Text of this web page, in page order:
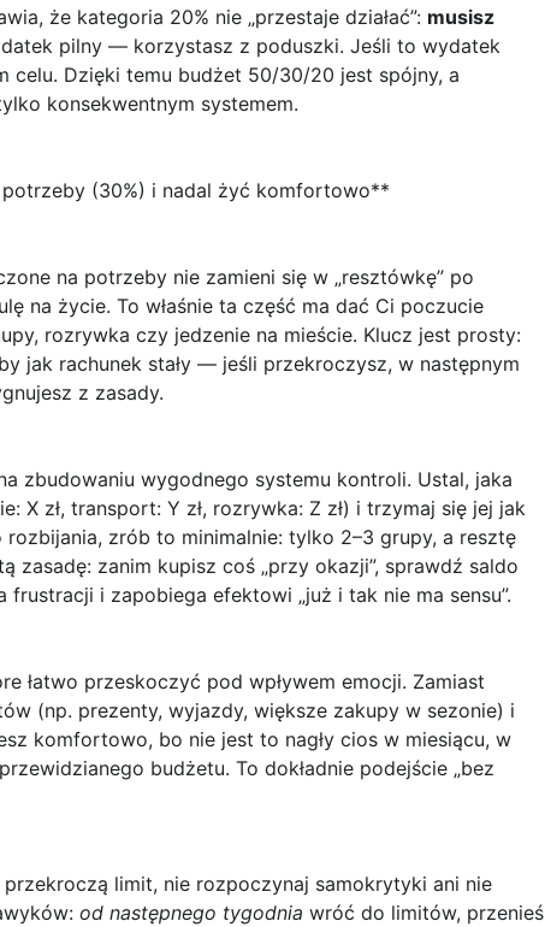
że kategoria 20% nie „przestaje działać”: musisz
pilny — korzystasz z poduszki. Jeśli to wydatek
Dzięki temu budżet 50/30/20 jest spójny, a
konsekwentnym systemem.
(30%) i nadal żyć komfortowo**
na potrzeby nie zamieni się w „resztówkę” po
na życie. To właśnie ta część ma dać Ci poczucie
rozrywka czy jedzenie na mieście. Klucz jest prosty:
jak rachunek stały — jeśli przekroczysz, w następnym
z zasady.
zbudowaniu wygodnego systemu kontroli. Ustal, jaka
X zł, transport: Y zł, rozrywka: Z zł) i trzymaj się jej jak
zrób to minimalnie: tylko 2–3 grupy, a resztę
zasadę: zanim kupisz coś „przy okazji”, sprawdź saldo
i zapobiega efektowi „już i tak nie ma sensu”.
łatwo przeskoczyć pod wpływem emocji. Zamiast
(np. prezenty, wyjazdy, większe zakupy w sezonie) i
komfortowo, bo nie jest to nagły cios w miesiącu, w
budżetu. To dokładnie podejście „bez
limit, nie rozpoczynaj samokrytyki ani nie
od następnego tygodnia wróć do limitów, przenieś